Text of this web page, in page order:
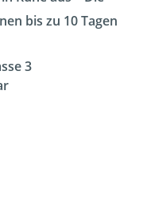
bis zu 10 Tagen
3